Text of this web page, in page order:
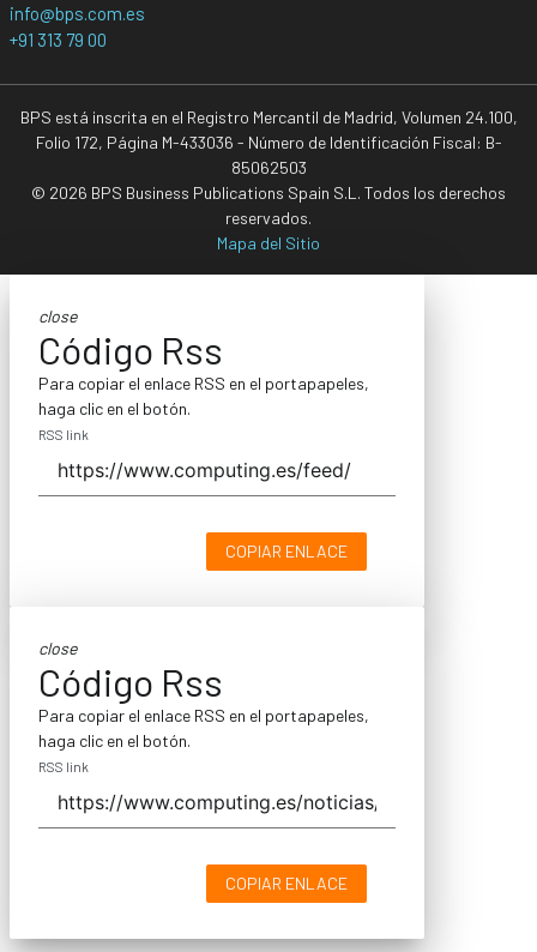
info@bps.com.es
+91 313 79 00
BPS está inscrita en el Registro Mercantil de Madrid, Volumen 24.100,
Folio 172, Página M-433036 - Número de Identificación Fiscal: B-
85062503
© 2026 BPS Business Publications Spain S.L. Todos los derechos
reservados.
Mapa del Sitio
close
Código Rss
Para copiar el enlace RSS en el portapapeles,
haga clic en el botón.
RSS link
COPIAR ENLACE
close
Código Rss
Para copiar el enlace RSS en el portapapeles,
haga clic en el botón.
RSS link
COPIAR ENLACE